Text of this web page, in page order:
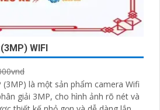
WIFI
(3MP) là một sản phẩm camera Wifi
giải 3MP, cho hình ảnh rõ nét và